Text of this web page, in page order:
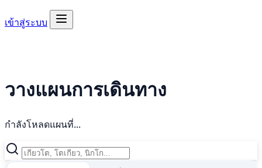
เข้าสู่ระบบ
วางแผนการเดินทาง
กำลังโหลดแผนที่...